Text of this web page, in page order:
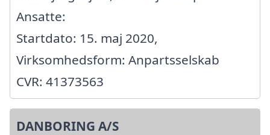
Ansatte:
Startdato: 15. maj 2020,
Virksomhedsform: Anpartsselskab
CVR: 41373563
DANBORING A/S